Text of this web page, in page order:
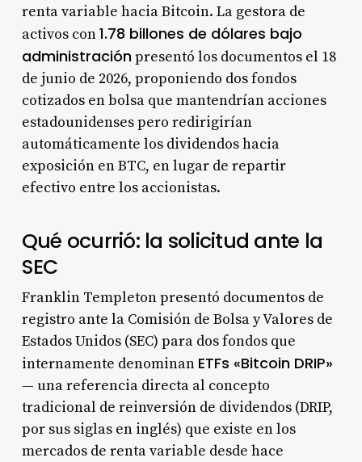
renta variable hacia Bitcoin. La gestora de
activos con1.78 billones de dólares bajo
administraciónpresentó los documentos el 18
de junio de 2026, proponiendo dos fondos
cotizados en bolsa que mantendrían acciones
estadounidenses pero redirigirían
automáticamente los dividendos hacia
exposición en BTC, en lugar de repartir
efectivo entre los accionistas.
Qué ocurrió: la solicitud ante la
SEC
Franklin Templeton presentó documentos de
registro ante la Comisión de Bolsa y Valores de
Estados Unidos (SEC) para dos fondos que
internamente denominan ETFs «Bitcoin DRIP»
— una referencia directa al concepto
tradicional de reinversión de dividendos (DRIP,
por sus siglas en inglés) que existe en los
mercados de renta variable desde hace